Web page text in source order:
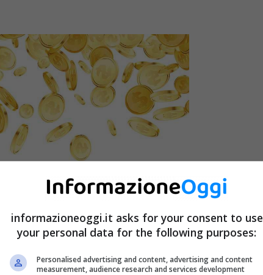
informazioneoggi.it asks for your consent to use
your personal data for the following purposes:
Personalised advertising and content, advertising and content
measurement, audience research and services development